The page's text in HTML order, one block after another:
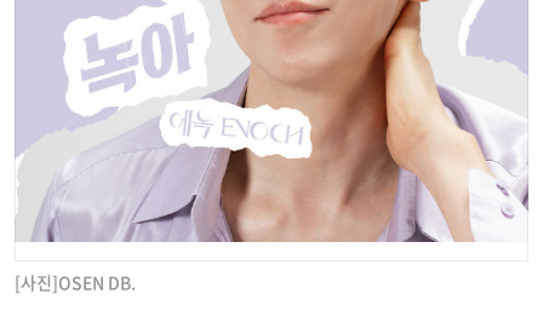
[사진]OSEN DB.